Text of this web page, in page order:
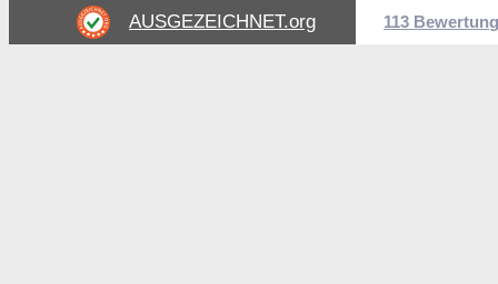
AUSGEZEICHNET.org 113